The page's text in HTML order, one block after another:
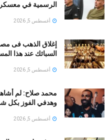
الرسمية في معسكر
أغسطس 5, 2026
إغلاق الذهب فى
السبائك عند هذا
أغسطس 5, 2026
محمد صلاح: لم
وهدفي الفوز بكل
أغسطس 5, 2026